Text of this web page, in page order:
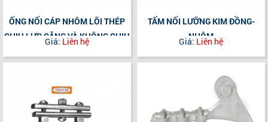
ỐNG NỐI CÁP NHÔM LÕI THÉP
CHỊU LỰC CĂNG VÀ KHÔNG CHỊU
Giá: Liên hệ
TẤM NỐI LƯỠNG KIM ĐỒNG-
NHÔM
Giá: Liên hệ